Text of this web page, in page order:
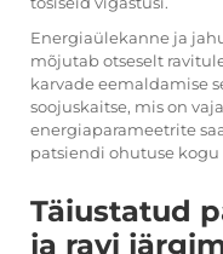
Energiaülekanne ja
mõjutab otseselt
karvade eemaldamise
soojuskaitse, mis on
energiaparameetrite
patsiendi ohutuse kogu
Täiustatud
ja ravi